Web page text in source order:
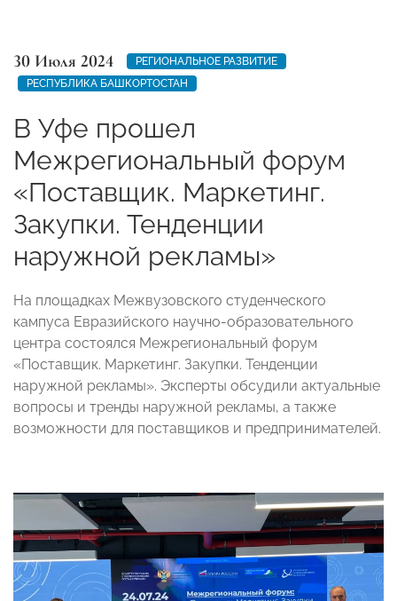
30 Июля 2024
РЕГИОНАЛЬНОЕ РАЗВИТИЕ
РЕСПУБЛИКА БАШКОРТОСТАН
В Уфе прошел
Межрегиональный форум
«Поставщик. Маркетинг.
Закупки. Тенденции
наружной рекламы»
На площадках Межвузовского студенческого
кампуса Евразийского научно-образовательного
центра состоялся Межрегиональный форум
«Поставщик. Маркетинг. Закупки. Тенденции
наружной рекламы». Эксперты обсудили актуальные
вопросы и тренды наружной рекламы, а также
возможности для поставщиков и предпринимателей.